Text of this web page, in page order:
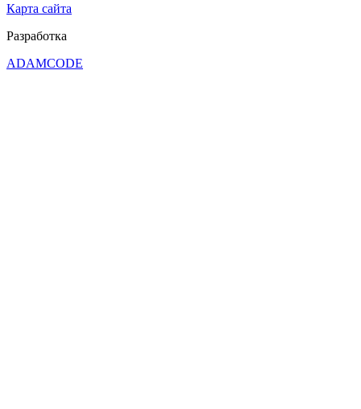
Карта сайта
Разработка
ADAMCODE